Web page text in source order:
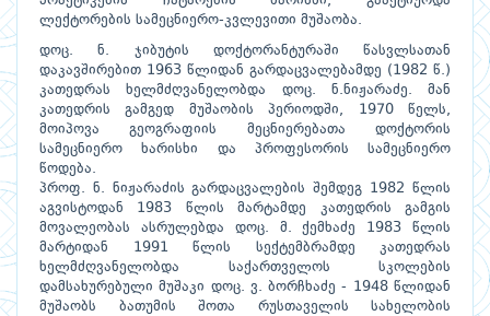
ლექტორების სამეცნიერო-კვლევითი მუშაობა.
დოც. ნ. ჯიბუტის დოქტორანტურაში წასვლსათან
დაკავშირებით 1963 წლიდან გარდაცვალებამდე (1982 წ.)
კათედრას ხელმძღვანელობდა დოც. ნ.ნიჟარაძე. მან
კათედრის გამგედ მუშაობის პერიოდში, 1970 წელს,
მოიპოვა გეოგრაფიის მეცნიერებათა დოქტორის
სამეცნიერო ხარისხი და პროფესორის სამეცნიერო
წოდება.
პროფ. ნ. ნიჟარაძის გარდაცვალების შემდეგ 1982 წლის
აგვისტოდან 1983 წლის მარტამდე კათედრის გამგის
მოვალეობას ასრულებდა დოც. მ. ქემხაძე 1983 წლის
მარტიდან 1991 წლის სექტემბრამდე კათედრას
ხელმძღვანელობდა საქართველოს სკოლების
დამსახურებული მუშაკი დოც. ვ. ბორჩხაძე - 1948 წლიდან
მუშაობს ბათუმის შოთა რუსთაველის სახელობის